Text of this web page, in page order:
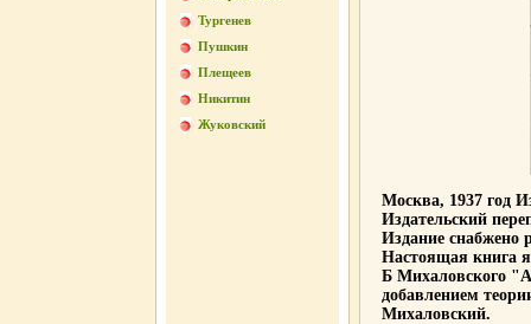
Тургенев
Пушкин
Плещеев
Никитин
Жуковский
Москва, 1937 год
Издательский
Издание снабжено
Настоящая книга
Б Михаловского
добавлением
Михаловский.